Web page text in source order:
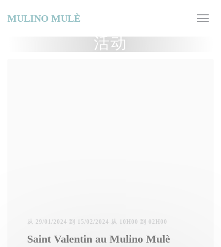
MULINO MULÈ
活动
从 29/01/2024 到 15/02/2024 从 10H00 到 02H00
Saint Valentin au Mulino Mulè